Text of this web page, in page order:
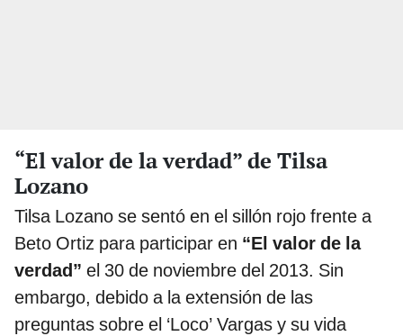
“El valor de la verdad” de Tilsa
Lozano
Tilsa Lozano se sentó en el sillón rojo frente a
Beto Ortiz para participar en “El valor de la
verdad” el 30 de noviembre del 2013. Sin
embargo, debido a la extensión de las
preguntas sobre el ‘Loco’ Vargas y su vida